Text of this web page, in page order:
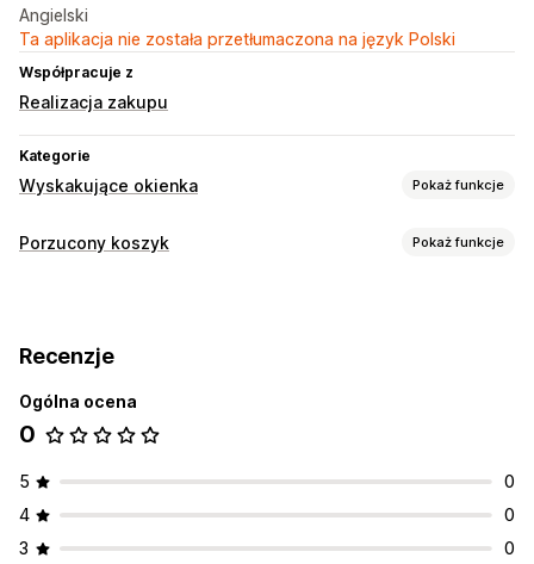
Angielski
Ta aplikacja nie została przetłumaczona na język Polski
Współpracuje z
Realizacja zakupu
Kategorie
Wyskakujące okienka Pokaż funkcje
Rodzaje wyskakujących okienek
Edytor Wyzwalacze i reguły
Porzucony koszyk Pokaż funkcje
Śledzenie konwersji
Opcje wyświetlania
Wyzwalacze Reguły targetowania
Recenzje
Ogólna ocena
0
5
0
4
0
3
0